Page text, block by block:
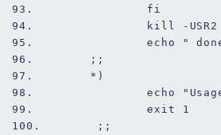
93.
fi
94.
kill -
95.
echo
"
96.
        ;;
97.
        *)
98.
echo
99.
exit
1
100.
        ;;